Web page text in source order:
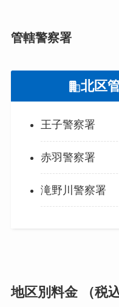
管轄警察署
北区
王子警察署
赤羽警察署
滝野川警察署
地区別料金 （税込